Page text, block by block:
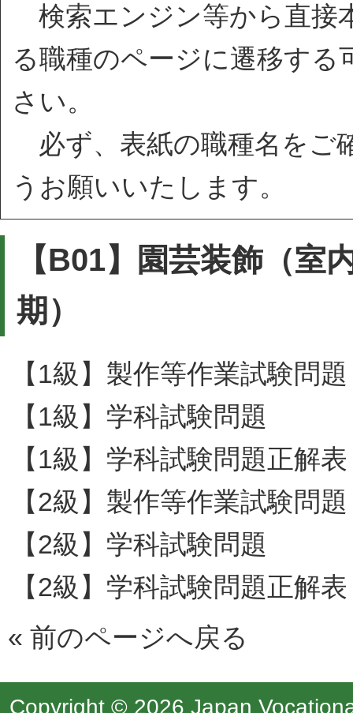
検索エンジン等から直接
る職種のページに遷移す
さい。
必ず、表紙の職種名をご
うお願いいたします。
【B01】園芸装飾（室
期）
【1級】製作等作業試験問題
【1級】学科試験問題
【1級】学科試験問題正解表
【2級】製作等作業試験問題
【2級】学科試験問題
【2級】学科試験問題正解表
« 前のページへ戻る
Copyright © 2026 Japan